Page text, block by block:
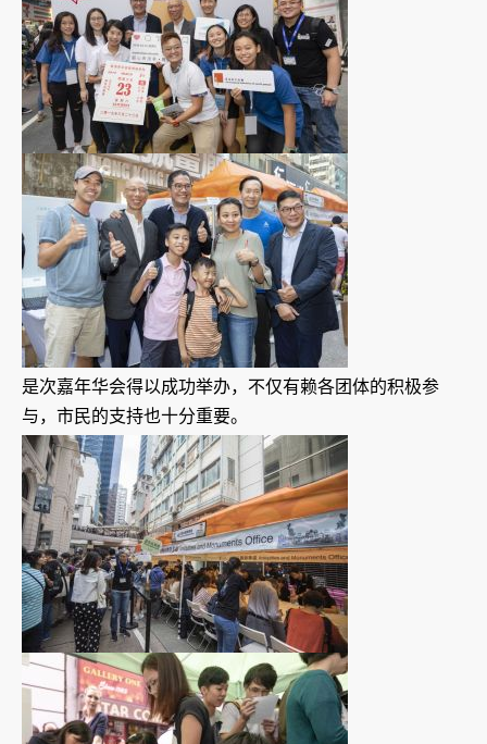
是次嘉年华会得以成功举办，不仅有赖各团体的积极参
与，市民的支持也十分重要。